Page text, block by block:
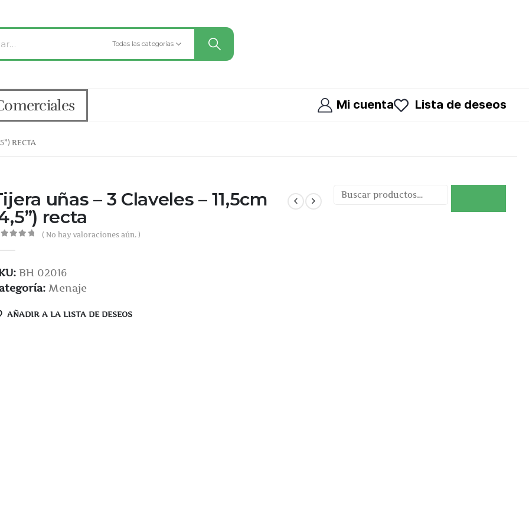
Todas las categorías
Mi cuenta Lista de deseos
RECTA
uñas – 3 Claveles – 11,5cm
recta
( No hay valoraciones aún. )
BH 02016
Menaje
AÑADIR A LA LISTA DE DESEOS